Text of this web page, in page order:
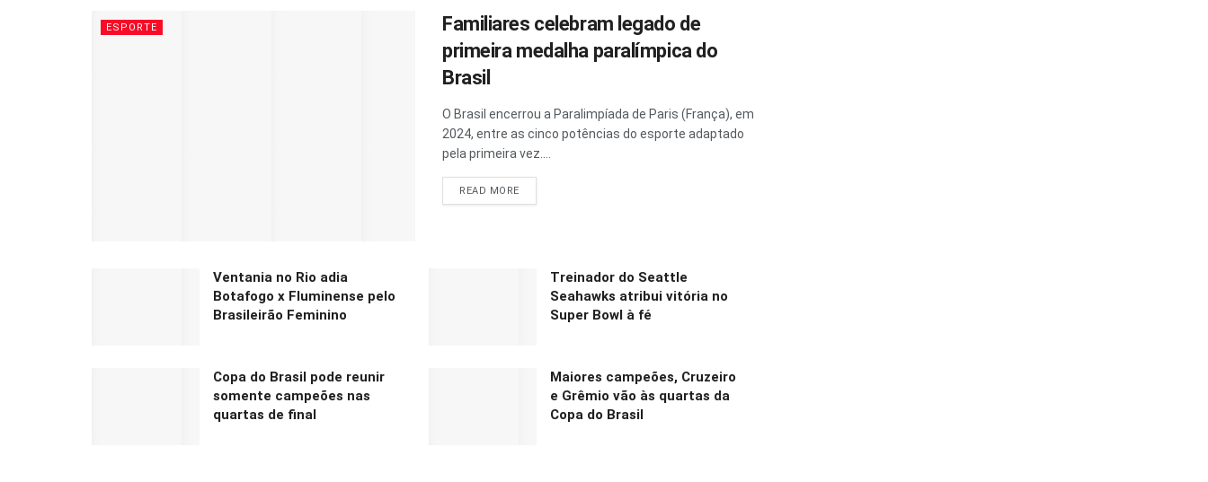
ESPORTE
Familiares celebram legado de
primeira medalha paralímpica do
Brasil
O Brasil encerrou a Paralimpíada de Paris (França), em
2024, entre as cinco potências do esporte adaptado
pela primeira vez....
READ MORE
Ventania no Rio adia
Botafogo x Fluminense pelo
Brasileirão Feminino
Treinador do Seattle
Seahawks atribui vitória no
Super Bowl à fé
Copa do Brasil pode reunir
somente campeões nas
quartas de final
Maiores campeões, Cruzeiro
e Grêmio vão às quartas da
Copa do Brasil